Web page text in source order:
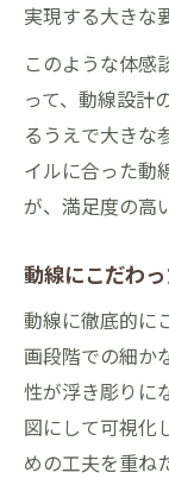
実現する大きな
このような体感
って、動線設計
るうえで大きな
イルに合った動
が、満足度の高
動線にこだわ
動線に徹底的に
画段階での細か
性が浮き彫りに
図にして可視化
めの工夫を重ね